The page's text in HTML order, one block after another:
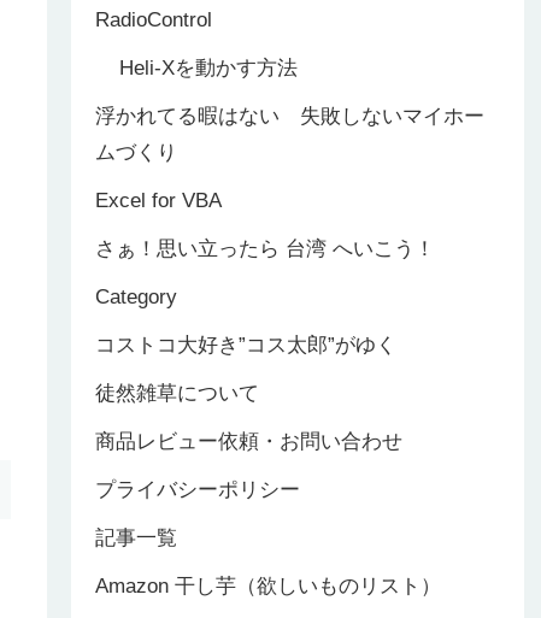
RadioControl
Heli-Xを動かす方法
浮かれてる暇はない 失敗しないマイホー
ムづくり
Excel for VBA
さぁ！思い立ったら 台湾 へいこう！
Category
コストコ大好き”コス太郎”がゆく
徒然雑草について
商品レビュー依頼・お問い合わせ
プライバシーポリシー
記事一覧
Amazon 干し芋（欲しいものリスト）